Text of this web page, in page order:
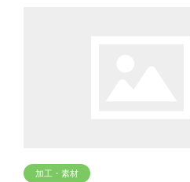
加工・素材